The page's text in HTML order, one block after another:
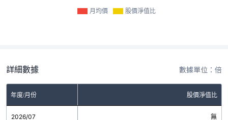
月均價 股價淨值比
詳細數據 數據單位：倍
年度/月份 股價淨值比
2026/07 無